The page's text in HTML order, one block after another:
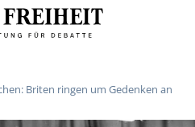
Briten ringen um Gedenken an